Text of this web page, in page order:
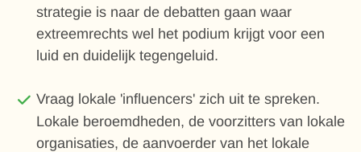
strategie is naar de debatten gaan waar
extreemrechts wel het podium krijgt voor een
luid en duidelijk tegengeluid.
Vraag lokale 'influencers' zich uit te spreken.
Lokale beroemdheden, de voorzitters van lokale
organisaties, de aanvoerder van het lokale